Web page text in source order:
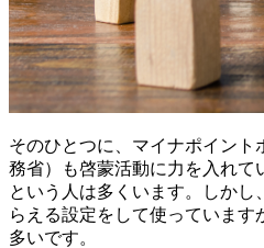
そのひとつに、マイナポイン
務省）も啓蒙活動に力を入れて
という人は多くいます。しかし
らえる設定をして使っていま
多いです。